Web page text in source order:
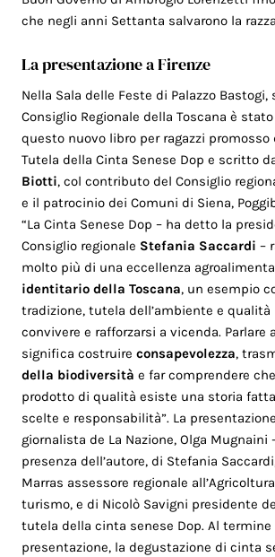
che negli anni Settanta salvarono la
La presentazione a Firenze
Nella Sala delle Feste di Palazzo Bastogi,
Consiglio Regionale della Toscana è
questo nuovo libro per ragazzi promosso
Tutela della Cinta Senese Dop e scritto
Biotti, col contributo del Consiglio
e il patrocinio dei Comuni di Siena,
“La Cinta Senese Dop – ha detto la
Consiglio regionale Stefania Saccardi–
molto più di una eccellenza
identitario della Toscana, un esempio
tradizione, tutela dell’ambiente e qualità
convivere e rafforzarsi a vicenda. Parlare
significa costruireconsapevolezza,
della biodiversità e far comprendere
prodotto di qualità esiste una storia
scelte e responsabilità”. La
giornalista de La Nazione, Olga Mugnaini
presenza dell’autore, di Stefania
Marras assessore regionale
turismo, e di Nicolò Savigni presidente
tutela della cinta senese Dop. Al termine
presentazione, la degustazione di cinta